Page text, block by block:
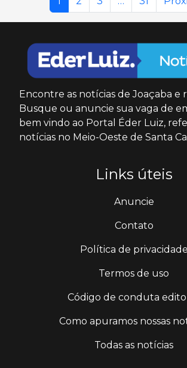
Encontre as notícias de Joaçaba e
Busque ou anuncie sua vaga de
bem vindo ao Portal Éder Luiz,
notícias no Meio-Oeste de Santa
Links úteis
Anuncie
Contato
Política de privacidade
Termos de uso
Código de conduta
Como apuramos nossas
Todas as notícias